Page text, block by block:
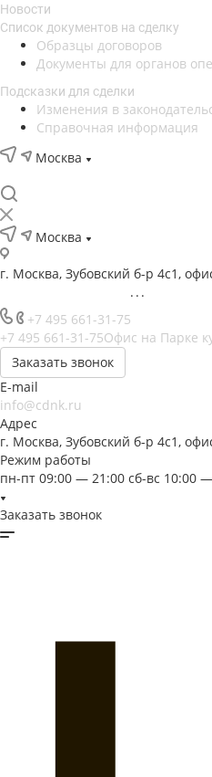
Новости
Список документов на сделку
Образцы договоров
Документы для органов
Подсказки для сделки
Изменения в
Справочная информация
Москва
Москва
г. Москва, Зубовский б-р 4с1,
...
+7 495 661-31-75
+7 495 661-31-75Офис на Парке
Заказать звонок
E-mail
info@cdnk.ru
Адрес
г. Москва, Зубовский б-р 4с1,
Режим работы
пн-пт 09:00 — 21:00 сб-вс 10:00
Заказать звонок